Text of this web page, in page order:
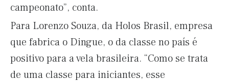
campeonato”, conta.
Para Lorenzo Souza, da Holos Brasil, empresa
que fabrica o Dingue, o da classe no país é
positivo para a vela brasileira. “Como se trata
de uma classe para iniciantes, esse